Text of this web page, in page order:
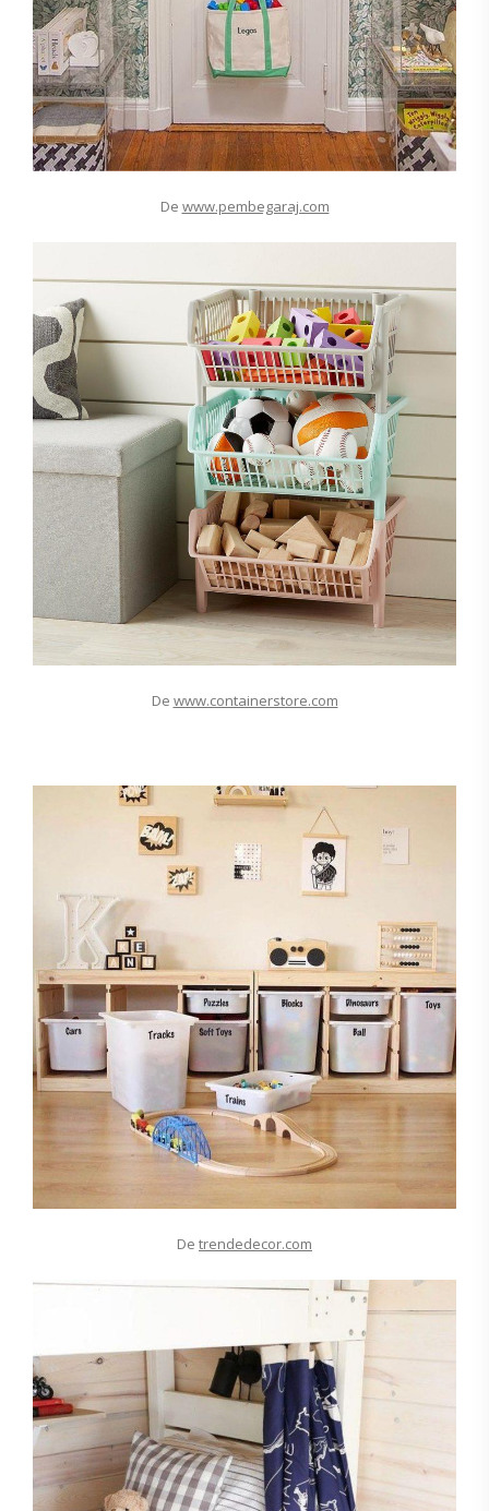
De www.pembegaraj.com
De www.containerstore.com
De trendedecor.com